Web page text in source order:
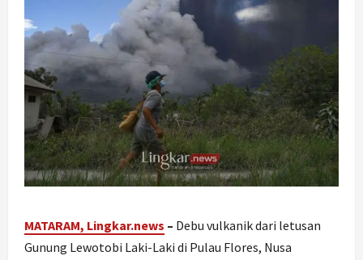
MATARAM, Lingkar.news – Debu vulkanik dari letusan
Gunung Lewotobi Laki-Laki di Pulau Flores, Nusa